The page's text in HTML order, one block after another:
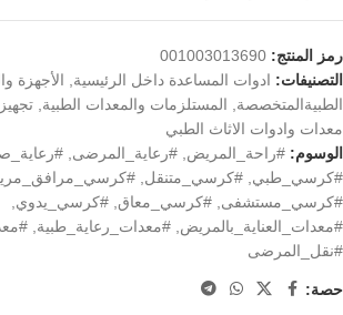
رمز المنتج: 001003013690
التصنيفات: ادوات المساعدة داخل الرئيسية, الأجهزة
الطبيةالمتخصصة, المستلزمات والمعدات الطبية,
معدات وادوات الاثاث الطبي
الوسوم: #راحة_المريض, #رعاية_المرضى,
#كرسي_طبي, #كرسي_متنقل,
#كرسي_مستشفى, #كرسي_معاق, #كرسي_يدوي,
#معدات_العناية_بالمريض, #معدات_رعاية_طبية,
#نقل_المرضى
حصة: